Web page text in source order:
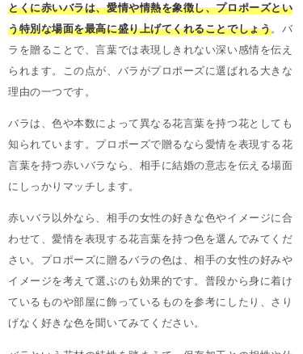
とくに赤いバラは、愛情や情熱を象徴し、プロポーズとい
う特別な場面を最高に盛り上げてくれることでしょう。バ
ラを贈ることで、言葉では表現しきれない深い感情を伝え
られます。この点が、バラがプロポーズに選ばれる大きな
理由の一つです。
バラは、色や本数によって異なる花言葉を持つ花としても
知られています。プロポーズで贈るなら愛情を表現する花
言葉を持つ赤いバラなら、相手に結婚の意志を伝える場面
にしっかりマッチします。
赤いバラ以外なら、相手の女性の好きな色やイメージに合
わせて、愛情を表現する花言葉を持つ色を選んでみてくだ
さい。プロポーズに贈るバラの色は、相手の女性の好みや
イメージを考えて選ぶのも効果的です。普段から身に着け
ているものや部屋に飾っているものを参考にしたり、さり
げなく好きな色を聞いてみてください。